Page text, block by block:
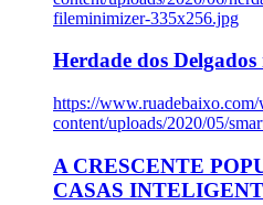
fileminimizer-335x256.jpg
Herdade dos
https://
content/uploads/2020/05/
A CRESCENTE
CASAS